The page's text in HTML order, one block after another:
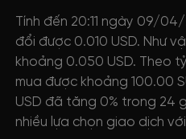
Tính đến 20:11 ngày 09/
đổi được 0.010 USD. Như
khoảng 0.050 USD. Theo
mua được khoảng 100.00
USD đã tăng 0% trong 24
nhiều lựa chọn giao dịch với